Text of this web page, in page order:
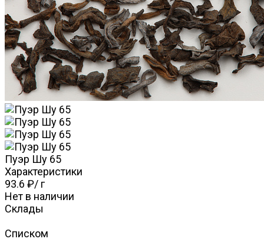
Пуэр Шу 65
Характеристики
93.6 ₽/ г
Нет в наличии
Склады
Списком